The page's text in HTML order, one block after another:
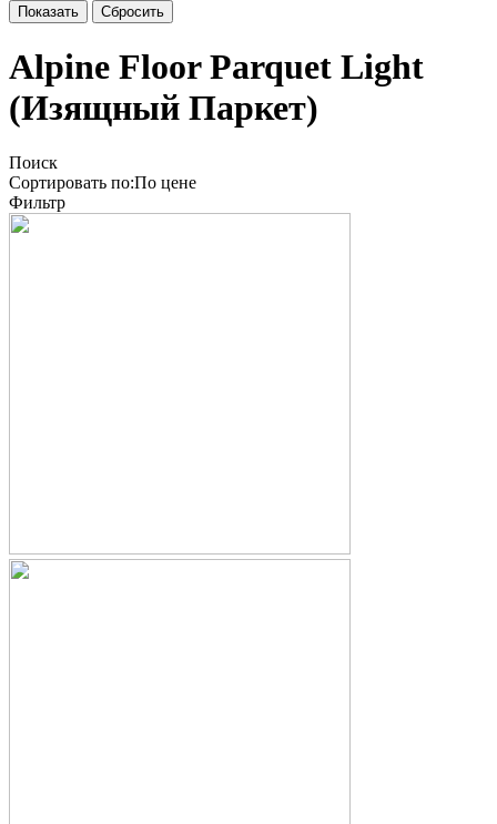
Alpine Floor Parquet Light
(Изящный Паркет)
Поиск
Сортировать по:По цене
Фильтр